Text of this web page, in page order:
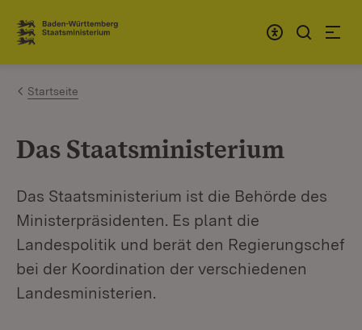
Zum Inhalt springen
Link zur Startseite
Startseite
Das Staatsministerium
Das Staatsministerium ist die Behörde des
Ministerpräsidenten. Es plant die
Landespolitik und berät den Regierungschef
bei der Koordination der verschiedenen
Landesministerien.